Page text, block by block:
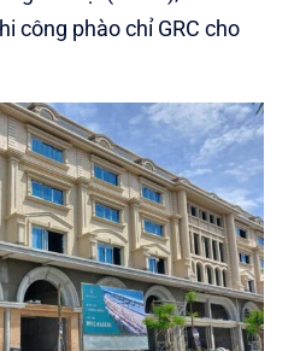
công phào chỉ GRC cho